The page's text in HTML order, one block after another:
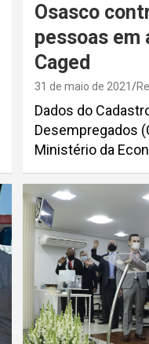
Osasco
pessoas em
Caged
31 de maio de 2021
Dados do
Desempregados
Ministério da